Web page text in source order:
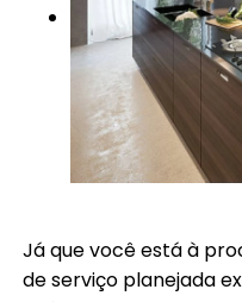
Já que você está à
de serviço planejada